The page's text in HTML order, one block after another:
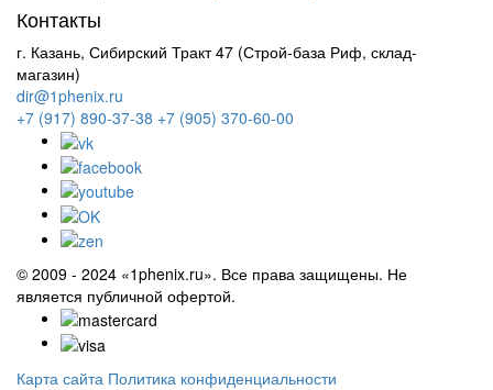
Контакты
г. Казань, Сибирский Тракт 47 (Строй-база Риф, склад-
магазин)
dir@1phenix.ru
+7 (917) 890-37-38 +7 (905) 370-60-00
© 2009 - 2024 «1phenix.ru». Все права защищены. Не
является публичной офертой.
Карта сайта Политика конфиденциальности